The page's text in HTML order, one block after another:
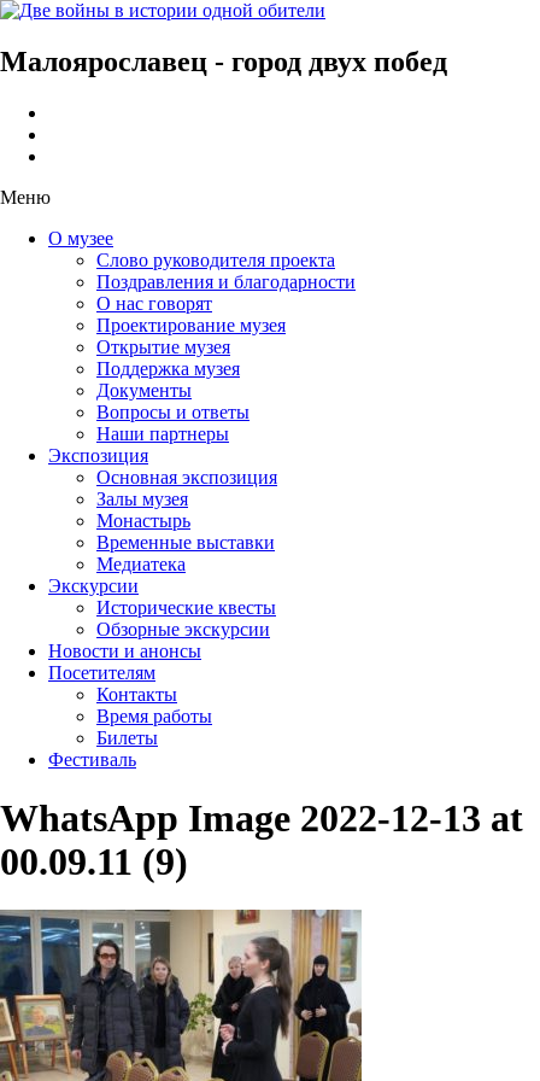
Малоярославец - город двух побед
Меню
О музее
Слово руководителя проекта
Поздравления и благодарности
О нас говорят
Проектирование музея
Открытие музея
Поддержка музея
Документы
Вопросы и ответы
Наши партнеры
Экспозиция
Основная экспозиция
Залы музея
Монастырь
Временные выставки
Медиатека
Экскурсии
Исторические квесты
Обзорные экскурсии
Новости и анонсы
Посетителям
Контакты
Время работы
Билеты
Фестиваль
WhatsApp Image 2022-12-13 at
00.09.11 (9)